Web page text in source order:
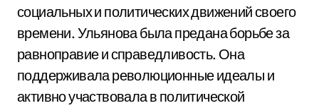
социальных и политических движений своего
времени. Ульянова была предана борьбе за
равноправие и справедливость. Она
поддерживала революционные идеалы и
активно участвовала в политической